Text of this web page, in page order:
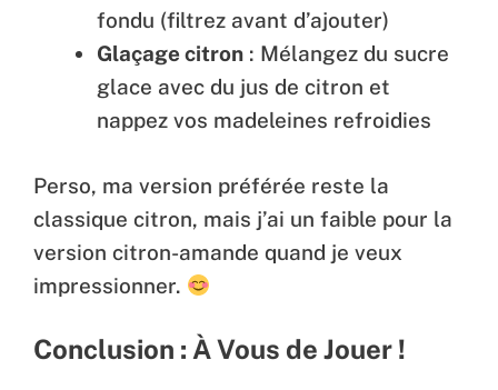
fondu (filtrez avant d’ajouter)
Glaçage citron : Mélangez du sucre
glace avec du jus de citron et
nappez vos madeleines refroidies
Perso, ma version préférée reste la
classique citron, mais j’ai un faible pour la
version citron-amande quand je veux
impressionner.
Conclusion : À Vous de Jouer !